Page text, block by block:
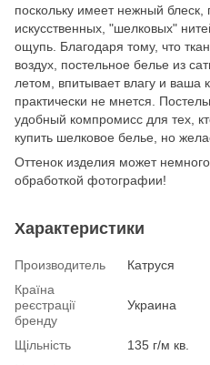
поскольку имеет нежный
искусственных, "шелковых"
ощупь. Благодаря тому, что
воздух, постельное белье из
летом, впитывает влагу и ваша
практически не мнется.
удобный компромисс для тех,
купить шелковое белье, но
Оттенок изделия может
обработкой фотографии!
Характеристики
Производитель
Катруся
Країна
реєстрації
бренду
Украина
Щільність
135 г/м кв.